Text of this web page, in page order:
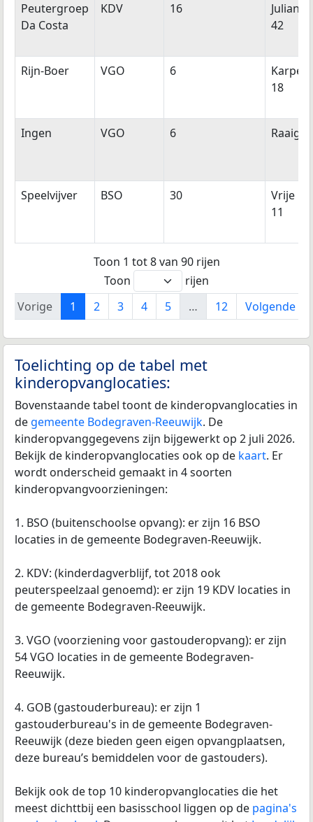
Peutergroep
Da Costa
KDV 16
42
Rijn-Boer VGO 6
18
Ingen VGO 6
Speelvijver BSO 30
Vrije
11
Toon 1 tot 8 van 90 rijen
Toon
rijen
Vorige
1 2 3 4 5 … 12 Volgende
Toelichting op de tabel met
kinderopvanglocaties:
Bovenstaande tabel toont de kinderopvanglocaties in
de gemeente Bodegraven-Reeuwijk. De
kinderopvanggegevens zijn bijgewerkt op 2 juli 2026.
Bekijk de kinderopvanglocaties ook op de kaart. Er
wordt onderscheid gemaakt in 4 soorten
kinderopvangvoorzieningen:
1. BSO (buitenschoolse opvang): er zijn 16 BSO
locaties in de gemeente Bodegraven-Reeuwijk.
2. KDV: (kinderdagverblijf, tot 2018 ook
peuterspeelzaal genoemd): er zijn 19 KDV locaties in
de gemeente Bodegraven-Reeuwijk.
3. VGO (voorziening voor gastouderopvang): er zijn
54 VGO locaties in de gemeente Bodegraven-
Reeuwijk.
4. GOB (gastouderbureau): er zijn 1
gastouderbureau's in de gemeente Bodegraven-
Reeuwijk (deze bieden geen eigen opvangplaatsen,
deze bureau’s bemiddelen voor de gastouders).
Bekijk ook de top 10 kinderopvanglocaties die het
meest dichttbij een basisschool liggen op de pagina's